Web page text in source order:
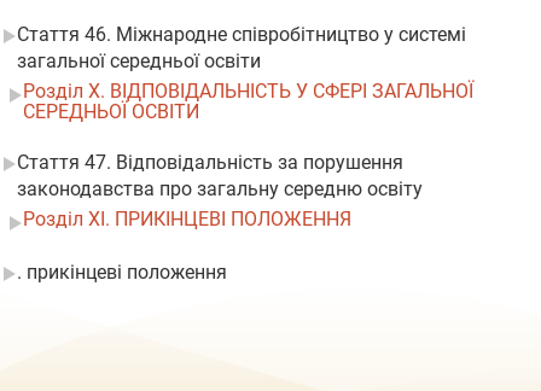
Стаття 46. Міжнародне співробітництво у системі
загальної середньої освіти
Розділ X. ВІДПОВІДАЛЬНІСТЬ У СФЕРІ ЗАГАЛЬНОЇ
СЕРЕДНЬОЇ ОСВІТИ
Стаття 47. Відповідальність за порушення
законодавства про загальну середню освіту
Розділ XI. ПРИКІНЦЕВІ ПОЛОЖЕННЯ
. прикінцеві положення